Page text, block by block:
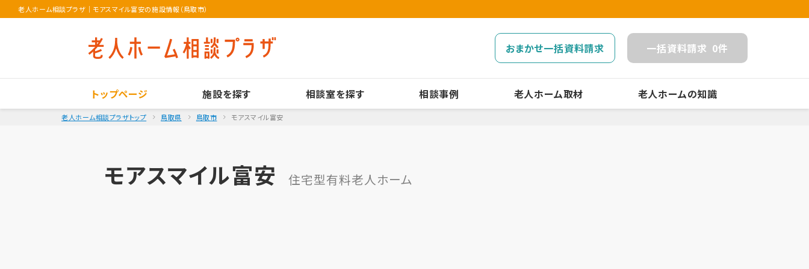
老人ホーム相談プラザ ｜ モアスマイル富安の施設情報（鳥取市）
おまかせ一括資料請求 一括資料請求 0件
トップページ 施設を探す 相談室を探す 相談事例 老人ホーム取材 老人ホームの知識
老人ホーム相談プラザトップ 鳥取県 鳥取市 モアスマイル富安
モアスマイル富安 住宅型有料老人ホーム